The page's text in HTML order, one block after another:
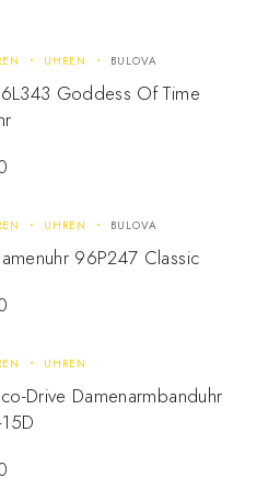
UHREN BULOVA
Goddess Of Time
UHREN BULOVA
96P247 Classic
UHREN
Drive Damenarmbanduhr